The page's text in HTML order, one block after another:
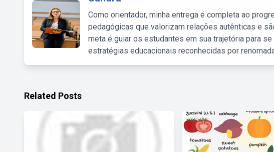
Como orientador, minha entrega é completa ao
pedagógicas que valorizam relações autênticas e
meta é guiar os estudantes em sua trajetória para
estratégias educacionais reconhecidas por
Related Posts